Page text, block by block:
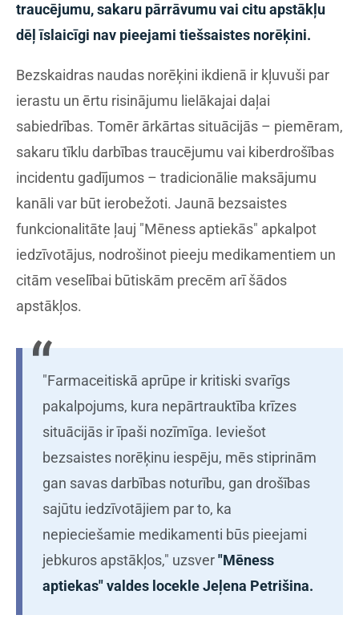
traucējumu, sakaru pārrāvumu vai citu apstākļu
dēļ īslaicīgi nav pieejami tiešsaistes norēķini.
Bezskaidras naudas norēķini ikdienā ir kļuvuši par
ierastu un ērtu risinājumu lielākajai daļai
sabiedrības. Tomēr ārkārtas situācijās – piemēram,
sakaru tīklu darbības traucējumu vai kiberdrošības
incidentu gadījumos – tradicionālie maksājumu
kanāli var būt ierobežoti. Jaunā bezsaistes
funkcionalitāte ļauj "Mēness aptiekās" apkalpot
iedzīvotājus, nodrošinot pieeju medikamentiem un
citām veselībai būtiskām precēm arī šādos
apstākļos.
"Farmaceitiskā aprūpe ir kritiski svarīgs
pakalpojums, kura nepārtrauktība krīzes
situācijās ir īpaši nozīmīga. Ieviešot
bezsaistes norēķinu iespēju, mēs stiprinām
gan savas darbības noturību, gan drošības
sajūtu iedzīvotājiem par to, ka
nepieciešamie medikamenti būs pieejami
jebkuros apstākļos," uzsver"Mēness
aptiekas" valdes locekle Jeļena Petrišina.